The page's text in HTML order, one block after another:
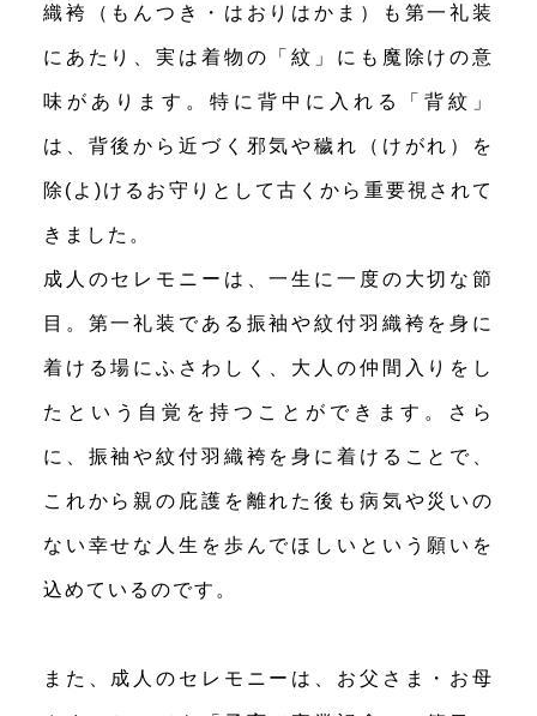
織袴（もんつき・はおりはかま）も第一礼装
にあたり、実は着物の「紋」にも魔除けの意
味があります。特に背中に入れる「背紋」
は、背後から近づく邪気や穢れ（けがれ）を
除(よ)けるお守りとして古くから重要視されて
きました。
成人のセレモニーは、一生に一度の大切な節
目。第一礼装である振袖や紋付羽織袴を身に
着ける場にふさわしく、大人の仲間入りをし
たという自覚を持つことができます。さら
に、振袖や紋付羽織袴を身に着けることで、
これから親の庇護を離れた後も病気や災いの
ない幸せな人生を歩んでほしいという願いを
込めているのです。
また、成人のセレモニーは、お父さま・お母